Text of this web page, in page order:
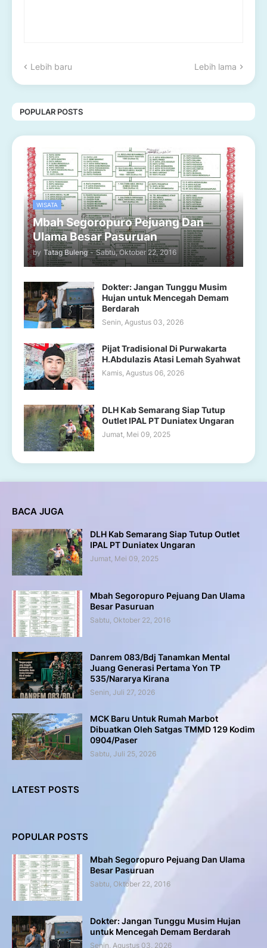
Lebih baru Lebih lama
POPULAR POSTS
WISATA
Mbah Segoropuro Pejuang Dan
Ulama Besar Pasuruan
by Tatag Buleng - Sabtu, Oktober 22, 2016
Dokter: Jangan Tunggu Musim
Hujan untuk Mencegah Demam
Berdarah
Senin, Agustus 03, 2026
Pijat Tradisional Di Purwakarta
H.Abdulazis Atasi Lemah Syahwat
Kamis, Agustus 06, 2026
DLH Kab Semarang Siap Tutup
Outlet IPAL PT Duniatex Ungaran
Jumat, Mei 09, 2025
BACA JUGA
DLH Kab Semarang Siap Tutup Outlet
IPAL PT Duniatex Ungaran
Jumat, Mei 09, 2025
Mbah Segoropuro Pejuang Dan Ulama
Besar Pasuruan
Sabtu, Oktober 22, 2016
Danrem 083/Bdj Tanamkan Mental
Juang Generasi Pertama Yon TP
535/Nararya Kirana
Senin, Juli 27, 2026
MCK Baru Untuk Rumah Marbot
Dibuatkan Oleh Satgas TMMD 129 Kodim
0904/Paser
Sabtu, Juli 25, 2026
LATEST POSTS
POPULAR POSTS
Mbah Segoropuro Pejuang Dan Ulama
Besar Pasuruan
Sabtu, Oktober 22, 2016
Dokter: Jangan Tunggu Musim Hujan
untuk Mencegah Demam Berdarah
Senin, Agustus 03, 2026